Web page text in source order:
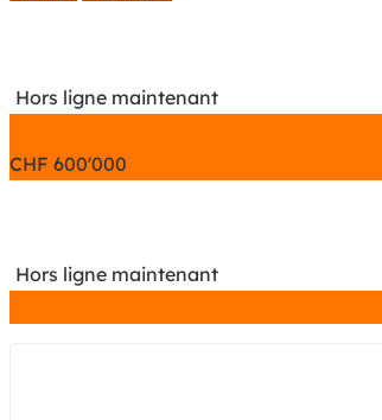
Hors ligne maintenant
CHF 600'000
Hors ligne maintenant